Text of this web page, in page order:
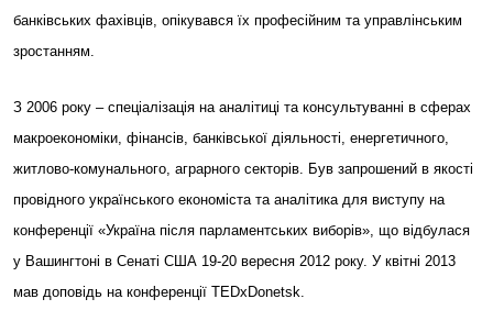
банківських фахівців, опікувався їх професійним та управлінським
зростанням.
З 2006 року – спеціалізація на аналітиці та консультуванні в сферах
макроекономіки, фінансів, банківської діяльності, енергетичного,
житлово-комунального, аграрного секторів. Був запрошений в якості
провідного українського економіста та аналітика для виступу на
конференції «Україна після парламентських виборів», що відбулася
у Вашингтоні в Сенаті США 19-20 вересня 2012 року. У квітні 2013
мав доповідь на конференції TEDxDonetsk.